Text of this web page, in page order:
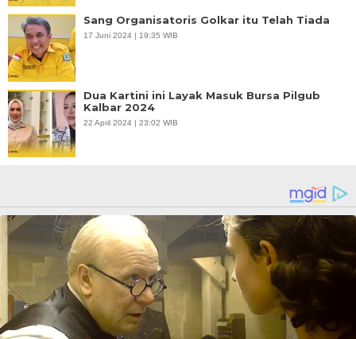
Sang Organisatoris Golkar itu Telah Tiada
17 Juni 2024 | 19:35 WIB
Dua Kartini ini Layak Masuk Bursa Pilgub
Kalbar 2024
22 April 2024 | 23:02 WIB